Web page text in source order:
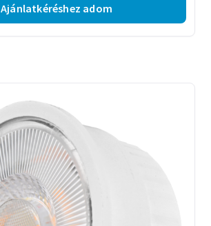
Ajánlatkéréshez adom